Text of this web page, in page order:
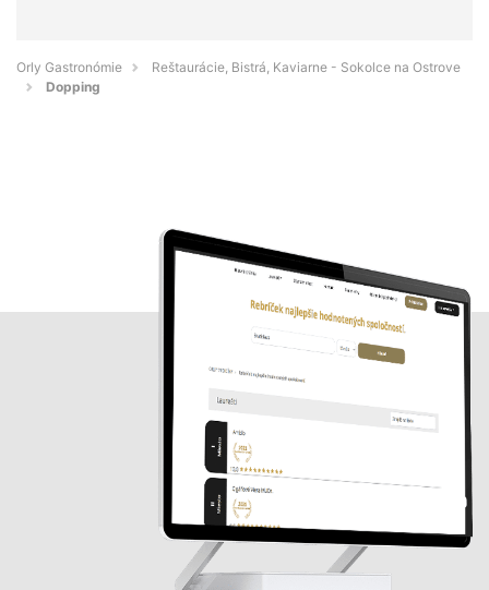
Orly Gastronómie
Reštaurácie, Bistrá, Kaviarne - Sokolce na Ostrove
Dopping